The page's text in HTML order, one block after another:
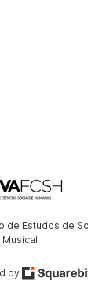
de Estudos de
Musical
by